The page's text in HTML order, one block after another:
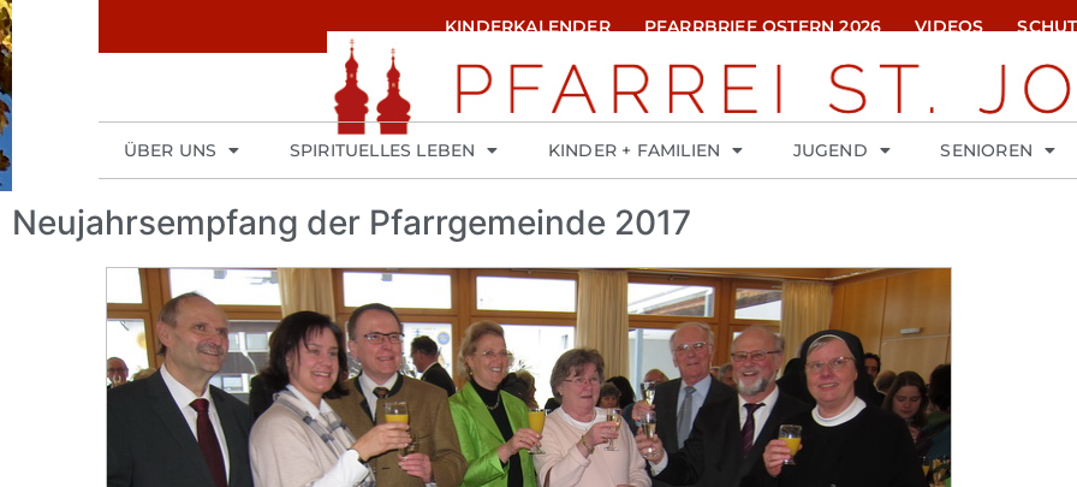
KINDERKALENDER PFARRBRIEF OSTERN 2026 VIDEOS
ÜBER UNS SPIRITUELLES LEBEN KINDER + FAMILIEN JUGEND SENIOREN
Neujahrsempfang der Pfarrgemeinde 2017